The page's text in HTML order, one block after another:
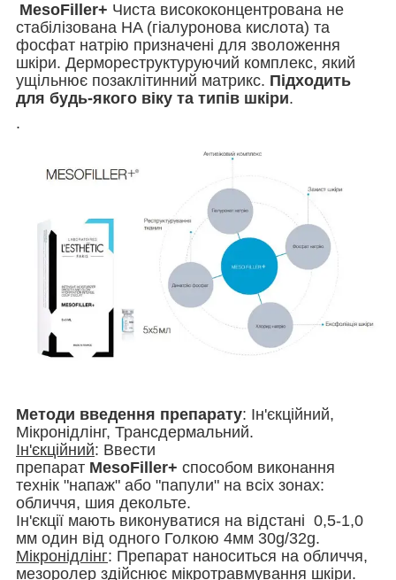
MesoFiller+ Чиста висококонцентрована не
стабілізована HA (гіалуронова кислота) та
фосфат натрію призначені для зволоження
шкіри. Дермореструктуруючий комплекс, який
ущільнює позаклітинний матрикс. Підходить
для будь-якого віку та типів шкіри.
.
Методи введення препарату: Ін'єкційний,
Мікронідлінг, Трансдермальний.
Ін'єкційний: Ввести
препарат MesoFiller+ способом виконання
технік "напаж" або "папули" на всіх зонах:
обличчя, шия декольте.
Ін'єкції мають виконуватися на відстані 0,5-1,0
мм один від одного Голкою 4мм 30g/32g.
Мікронідлінг: Препарат наноситься на обличчя,
мезоролер здійснює мікротравмування шкіри.